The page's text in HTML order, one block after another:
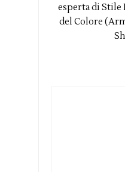
esperta di Stile
del Colore